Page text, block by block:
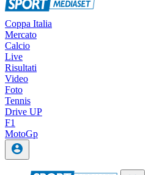
Coppa Italia
Mercato
Calcio
Live
Risultati
Video
Foto
Tennis
Drive UP
F1
MotoGp